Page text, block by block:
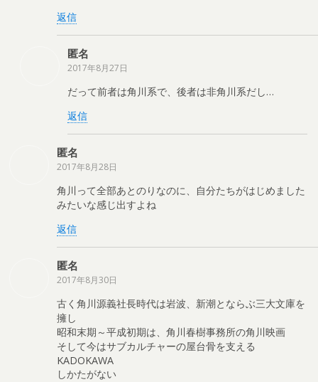
返信
匿名
2017年8月27日
だって前者は角川系で、後者は非角川系だし…
返信
匿名
2017年8月28日
角川って全部あとのりなのに、自分たちがはじめました
みたいな感じ出すよね
返信
匿名
2017年8月30日
古く角川源義社長時代は岩波、新潮とならぶ三大文庫を
擁し
昭和末期～平成初期は、角川春樹事務所の角川映画
そして今はサブカルチャーの屋台骨を支える
KADOKAWA
しかたがない